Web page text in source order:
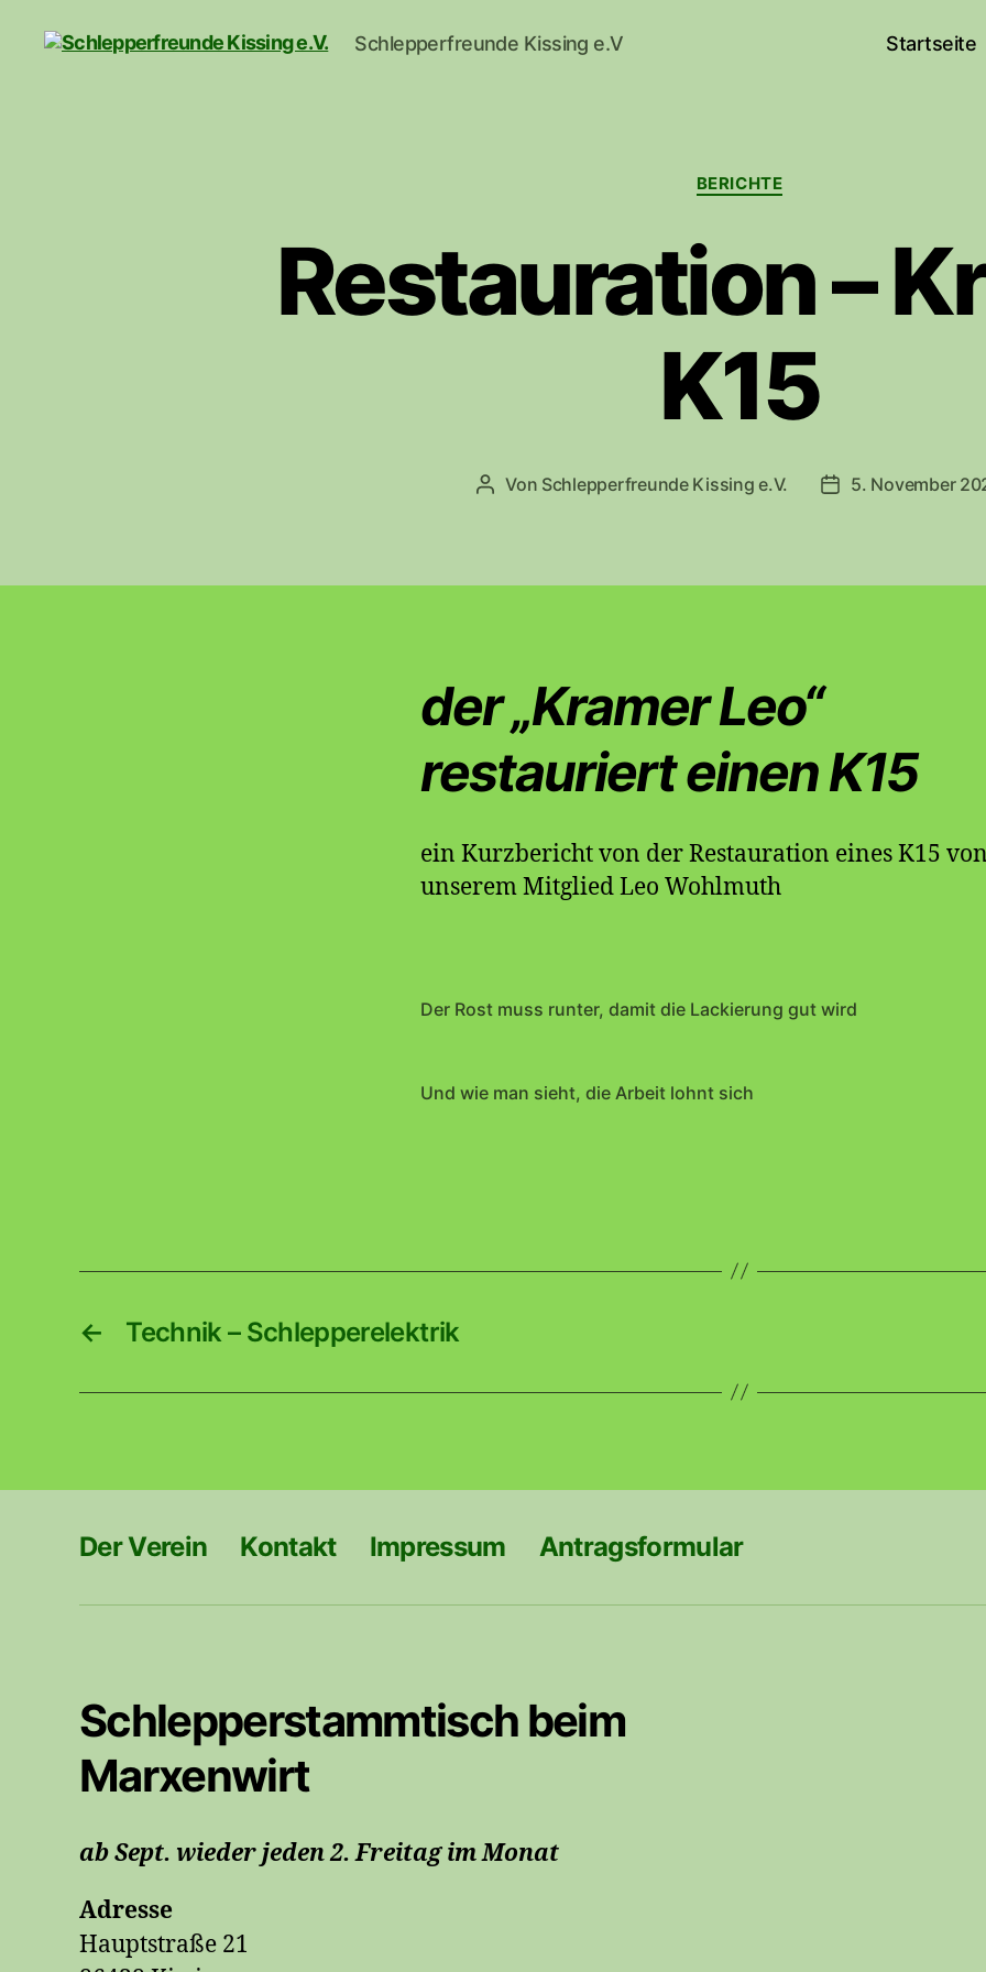
Schlepperfreunde Kissing e.V Startseite
Kategorien
BERICHTE
Restauration –
K15
Beitragsautor
Von Schlepperfreunde Kissing e.V. Beitragsdatum
5. November
der „Kramer Leo“
restauriert einen K15
ein Kurzbericht von der Restauration eines K15
unserem Mitglied Leo Wohlmuth
Der Rost muss runter, damit die Lackierung gut wird
Und wie man sieht, die Arbeit lohnt sich
← Technik – Schlepperelektrik
Der Verein Kontakt Impressum Antragsformular
Schlepperstammtisch beim
Marxenwirt
ab Sept. wieder jeden 2. Freitag im Monat
Adresse
Hauptstraße 21